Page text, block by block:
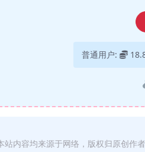
普通用户:
站内容均来源于网络，版权归原创作者